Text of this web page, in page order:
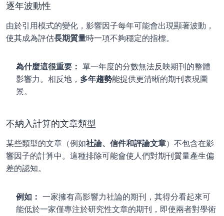
逐年波動性
由於引用模式的變化，影響因子每年可能會出現顯著波動，
使其成為評估長期質量時一項不夠穩定的指標。
為什麼這很重要： 單一年度的分數無法反映期刊的整體
影響力。相反地， 多年趨勢能提供更清晰的期刊表現圖
景。
不納入計算的文章類型
某些類型的文章（例如社論、信件和評論文章）不包含在影
響因子的計算中。這種排除可能會使人們對期刊質量產生偏
差的認知。
例如： 一家擁有高影響力社論的期刊，其得分看起來可
能低於一家僅專注於研究性文章的期刊，即使兩者對學術